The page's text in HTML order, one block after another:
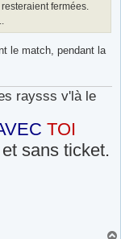
fermées.
le match, pendant la
raysss v'là le
TOI
sans ticket.